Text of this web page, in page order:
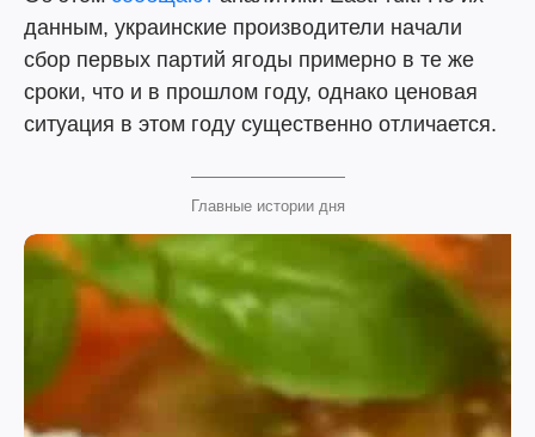
данным, украинские производители начали
сбор первых партий ягоды примерно в те же
сроки, что и в прошлом году, однако ценовая
ситуация в этом году существенно отличается.
Главные истории дня